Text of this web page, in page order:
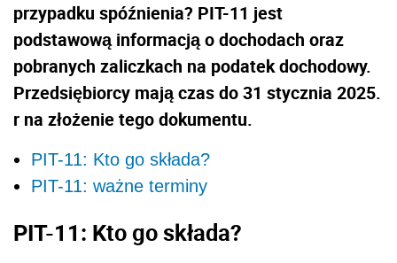
przypadku spóźnienia? PIT-11 jest
podstawową informacją o dochodach oraz
pobranych zaliczkach na podatek dochodowy.
Przedsiębiorcy mają czas do 31 stycznia 2025.
r na złożenie tego dokumentu.
PIT-11: Kto go składa?
PIT-11: ważne terminy
PIT-11: Kto go składa?